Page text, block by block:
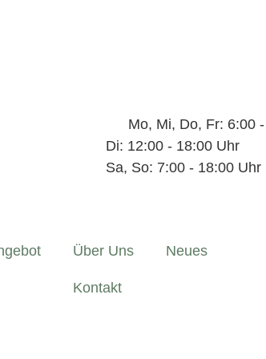
Mo, Mi, Do, Fr: 6:00
Di: 12:00 - 18:00 Uhr
Sa, So: 7:00 - 18:00 Uhr
Über Uns Neues
Kontakt